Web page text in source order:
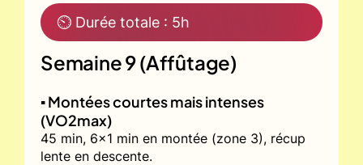
⏲ Durée totale : 5h
Semaine 9 (Affûtage)
▪️ Montées courtes mais intenses
(VO2max)
45 min, 6x1 min en montée (zone 3), récup
lente en descente.